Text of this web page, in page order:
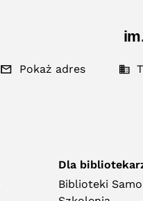
Pokaż adres
Dla
Biblioteki